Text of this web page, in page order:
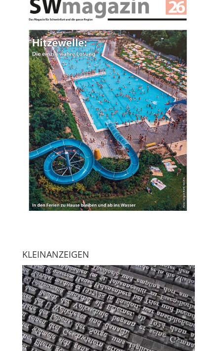
KLEINANZEIGEN